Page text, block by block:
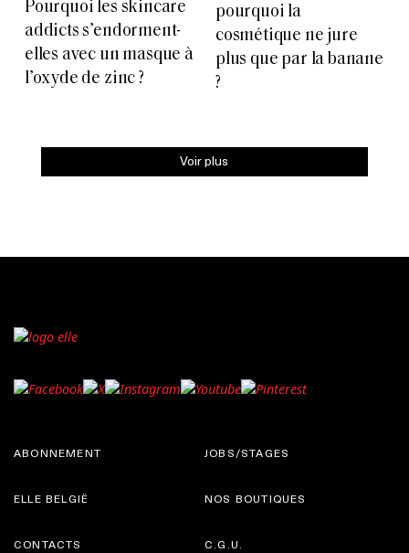
Pourquoi les skincare
addicts s’endorment-
elles avec un masque à
l’oxyde de zinc ?
pourquoi la
cosmétique ne jure
plus que par la banane
?
Voir plus
ABONNEMENT
ELLE BELGIË
JOBS/STAGES
NOS BOUTIQUES
CONTACTS C.G.U.